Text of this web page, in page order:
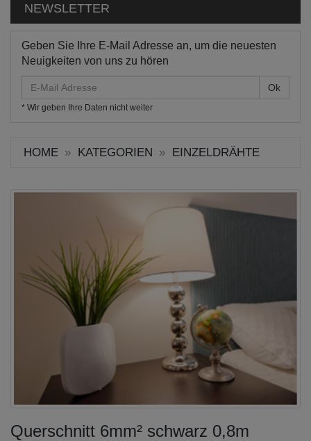
NEWSLETTER
Geben Sie Ihre E-Mail Adresse an, um die neuesten
Neuigkeiten von uns zu hören
Mail
Adresse
* Wir geben Ihre Daten nicht weiter
HOME KATEGORIEN EINZELDRÄHTE
Querschnitt 6mm² schwarz 0,8m